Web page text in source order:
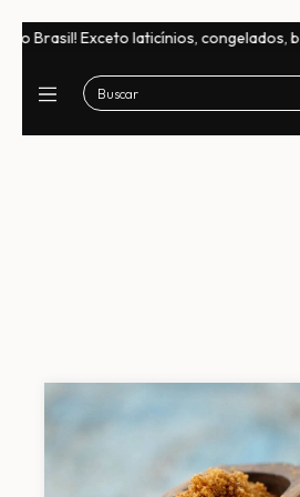
bebidas naturais e chocolates